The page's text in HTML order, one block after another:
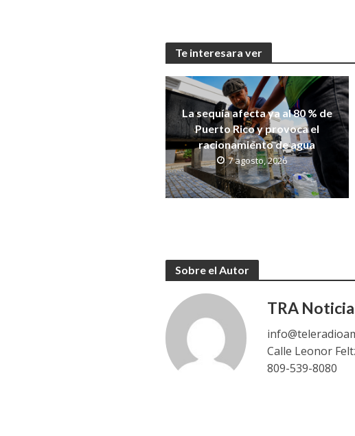
Te interesara ver
La sequía afecta ya al 80 % de
Puerto Rico y provoca el
racionamiento de agua
7 agosto, 2026
Sobre el Autor
TRA
Calle Leonor
809-539-8080